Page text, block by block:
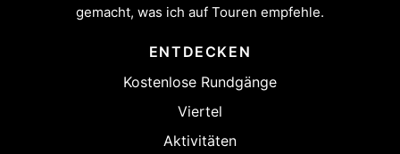
gemacht, was ich auf Touren empfehle.
ENTDECKEN
Kostenlose Rundgänge
Viertel
Aktivitäten